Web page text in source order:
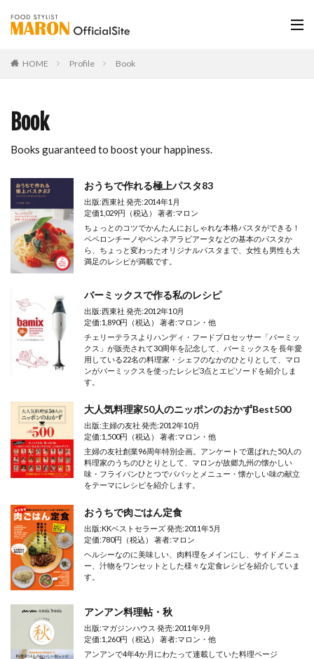
HOME Profile Book
Book
Books guaranteed to boost your happiness.
おうちで作れる極上パスタ83
出版:西東社 発売:2014年1月
定価1,029円（税込） 著者:マロン
ちょっとのコツでかんたんにおしゃれな本格パスタができる！
ペペロンチーノやペンネアラビアータなどの基本のパスタか
ら、ちょっと変わったオリジナルパスタまで、女性も男性も大
満足のレシピが満載です。
バーミックスで作る私のレシピ
出版:西東社 発売:2012年10月
定価:1,890円（税込） 著者:マロン・他
チェリーテラスよりハンディ・フードプロセッサー「バーミッ
クス」が販売されて30周年を記念して、バーミックスを 長年愛
用している22名の料理家・シェフのなかのひとりとして、マロ
ンがバーミックスを使ったレシピ3点とエピソードを紹介しま
す。
大人気料理家50人のニッポンのおかずBest500
出版:主婦の友社 発売:2012年10月
定価:1,500円（税込） 著者:マロン・他
主婦の友社創業96周年特別企画。アンケートで選ばれた50人の
料理家のうちのひとりとして、マロンが故郷九州の懐かしい
味・フライパンひとつでパパッとメニュー・懐かしい味の献立
をテーマにレシピを紹介します。
おうちで肉ごはん定食
出版:KKベストセラーズ 発売:2011年5月
定価:780円（税込） 著者:マロン
ヘルシーなのに美味しい、肉料理をメインにし、サイドメニュ
ー、汁物をワンセットとした様々な定食レシピを紹介していま
す。
アンアン料理帖・秋
出版:マガジンハウス 発売:2011年9月
定価:1,260円（税込） 著者:マロン・他
アンアンで4年4か月にわたって連載していた料理ページ